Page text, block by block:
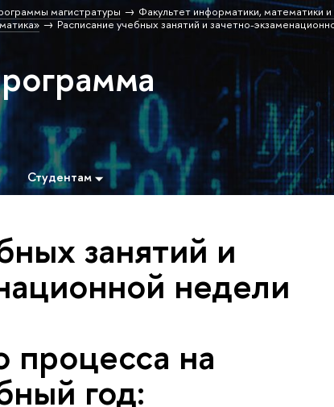
магистратуры
Факультет информатики, математики
Расписание учебных занятий и зачетно-
Студентам
занятий и
недели
процесса на
год: